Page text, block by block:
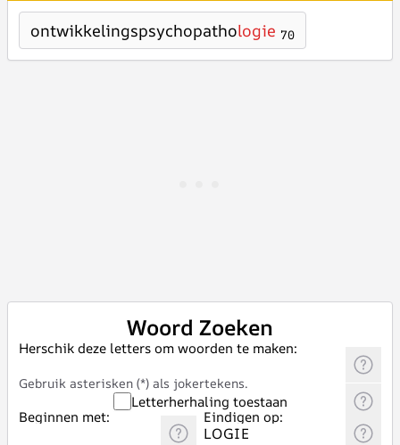
ontwikkelingspsychopathologie 70
Woord Zoeken
Herschik deze letters om woorden te maken:
Gebruik asterisken (*) als jokertekens.
Letterherhaling toestaan
Beginnen met:
Eindigen op: